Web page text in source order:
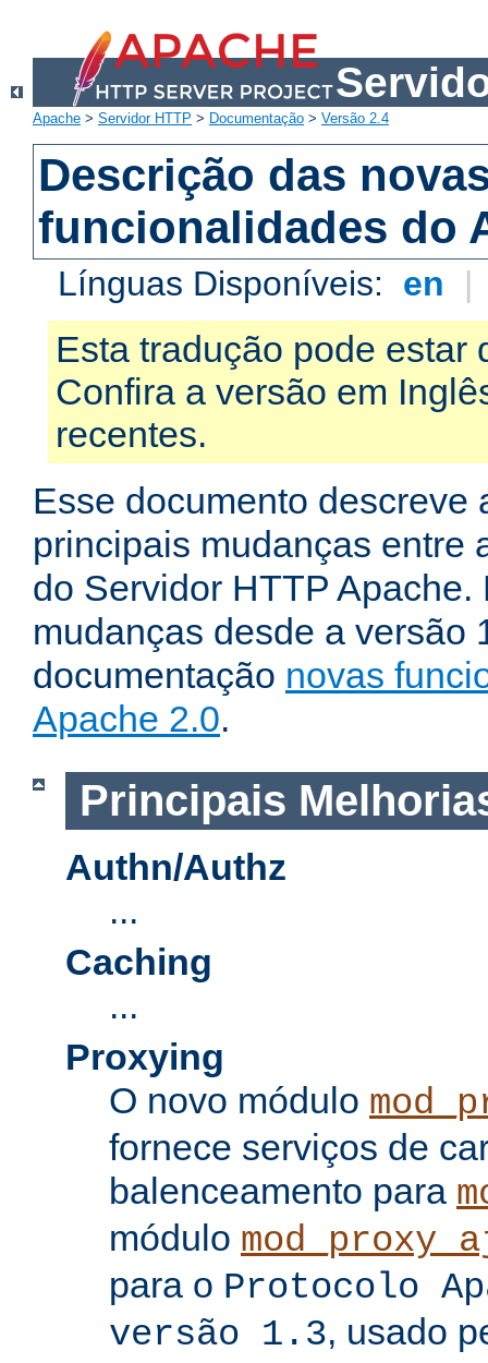
Apache > Servidor HTTP > Documentação > Versão 2.4
Descrição das
funcionalidades do
Línguas Disponíveis: en |
Esta tradução pode estar
Confira a versão em
recentes.
Esse documento descreve
principais mudanças entre
do Servidor HTTP Apache.
mudanças desde a versão
documentação novas
Apache 2.0.
Principais
Authn/Authz
...
Caching
...
Proxying
O novo módulo
fornece serviços de
balenceamento para
módulo
para o Protocolo
versão 1.3, usado